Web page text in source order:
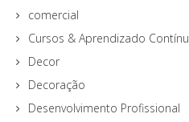
comercial
Cursos & Aprendizado
Decor
Decoração
Desenvolvimento Profissional